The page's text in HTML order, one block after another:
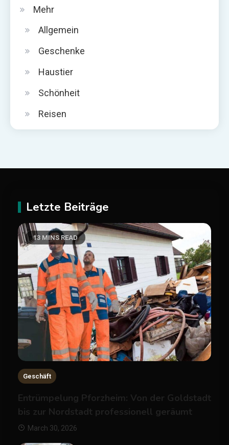
Mehr
Allgemein
Geschenke
Haustier
Schönheit
Reisen
Letzte Beiträge
13 MINS READ
Geschäft
Entrümpelung Pforzheim: Von der Goldstadt
bis zur Nordstadt professionell geräumt
March 30, 2026